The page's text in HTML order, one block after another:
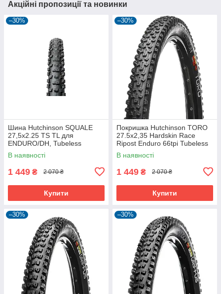
Акційні пропозиції та новинки
–30%
Шина Hutchinson SQUALE
27,5x2.25 TS TL для
ENDURO/DH, Tubeless
Ready, 2.25 дюйма
В наявності
1 449 ₴ 2 070 ₴
Купити
–30%
Покришка Hutchinson TORO
27.5х2,35 Hardskin Race
Ripost Enduro 66tpi Tubeless
Ready Складна Black
В наявності
1 449 ₴ 2 070 ₴
Купити
–30% –30%